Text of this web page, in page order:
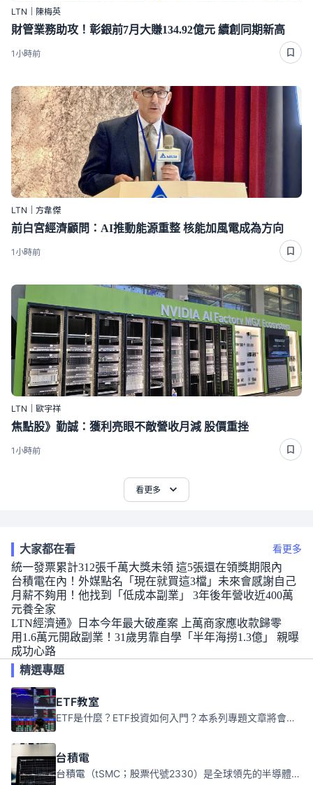
LTN｜陳梅英
財管業務助攻！彰銀前7月大賺134.92億元 續創同期新高
1小時前
LTN｜方韋傑
前白宮經濟顧問：AI推動能源重整 核能加風電成為方向
1小時前
LTN｜歐宇祥
焦點股》勤誠：獲利亮眼不敵營收月減 股價重挫
1小時前
看更多
大家都在看 看更多
統一發票累計312張千萬大獎未領 這5張還在領獎期限內
台積電在內！外媒點名「現在就買這3檔」未來會感謝自己
月薪不夠用！他找到「低成本副業」 3年後年營收近400萬
元養全家
LTN經濟通》日本今年最大破產案 上萬商家應收款歸零
用1.6萬元開啟副業！31歲男靠自學「半年海撈1.3億」 親曝
成功心路
精選專題
ETF教室
ETF是什麼？ETF投資如何入門？本系列專題文章將會告訴你新手必須知道的ETF基礎知識。
台積電
台積電（tSMC；股票代號2330）是全球領先的半導體代工公司，成立於1987年，總部位於台灣新竹。且已於美國、日本、德國及中國設廠，台積電是全球首家專業積體電路製造服務公司，也是全球最先進和最大規模的半導體代工廠。